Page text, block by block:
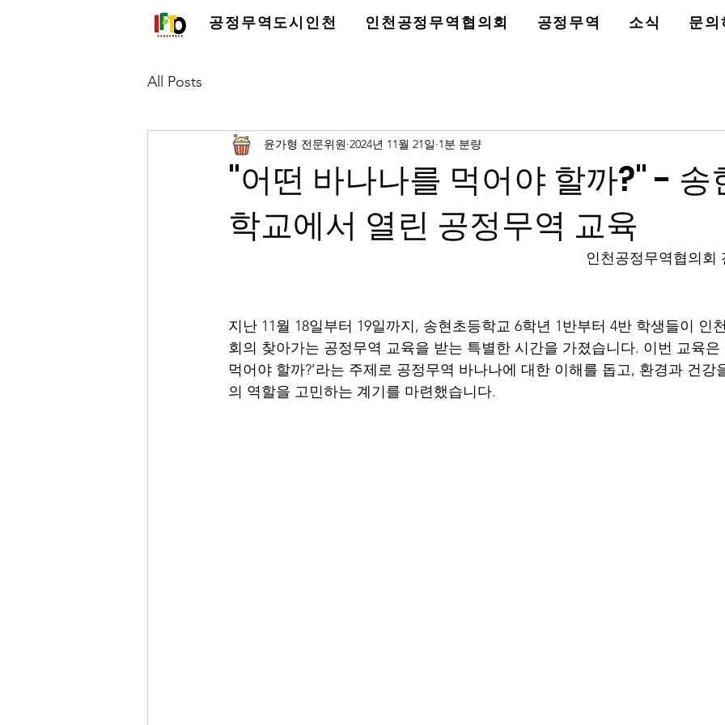
공정무역도시인천 인천공정무역협의회 공정무역 소식 문의
All Posts
"어떤 바나나를 먹어야 할까?" - 송
학교에서 열린 공정무역 교육
윤가형 전문위원 2024년 11월 21일 1분 분량
인천공정무역협의회
지난 11월 18일부터 19일까지, 송현초등학교 6학년 1반부터 4반 학생들이 인
회의 찾아가는 공정무역 교육을 받는 특별한 시간을 가졌습니다. 이번 교육은
먹어야 할까?’라는 주제로 공정무역 바나나에 대한 이해를 돕고, 환경과 건강
의 역할을 고민하는 계기를 마련했습니다.